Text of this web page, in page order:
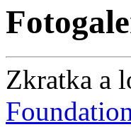
Zkratka a